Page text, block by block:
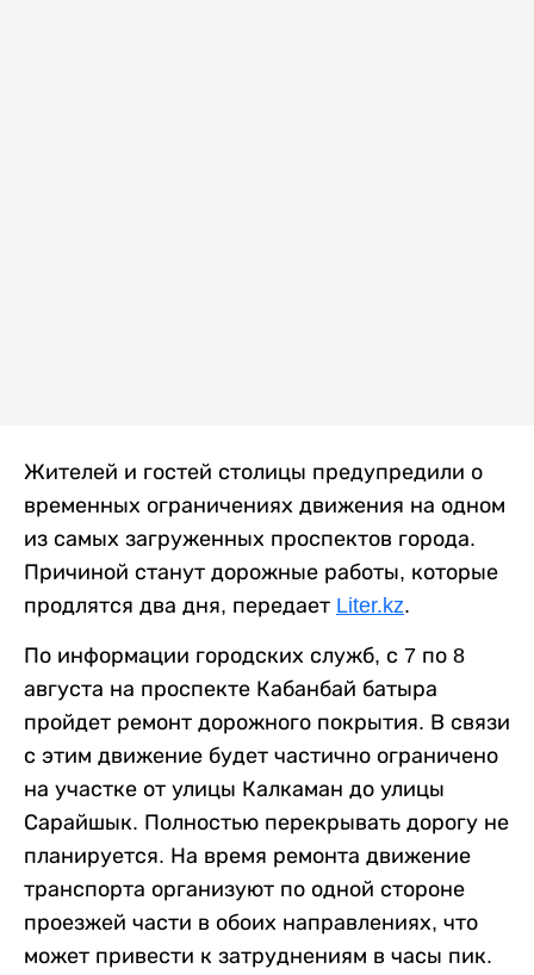
Жителей и гостей столицы предупредили о
временных ограничениях движения на одном
из самых загруженных проспектов города.
Причиной станут дорожные работы, которые
продлятся два дня, передает Liter.kz.
По информации городских служб, с 7 по 8
августа на проспекте Кабанбай батыра
пройдет ремонт дорожного покрытия. В связи
с этим движение будет частично ограничено
на участке от улицы Калкаман до улицы
Сарайшык. Полностью перекрывать дорогу не
планируется. На время ремонта движение
транспорта организуют по одной стороне
проезжей части в обоих направлениях, что
может привести к затруднениям в часы пик.